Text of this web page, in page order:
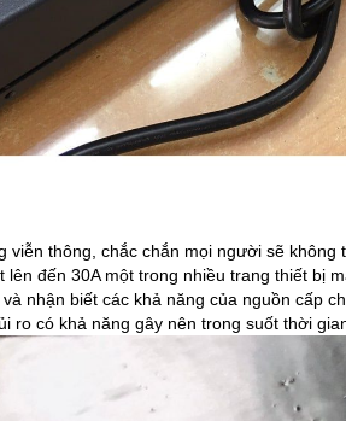
viễn thông, chắc chắn mọi người sẽ
lên đến 30A một trong nhiều trang thiết bị
nhận biết các khả năng của nguồn cấp
ro có khả năng gây nên trong suốt thời